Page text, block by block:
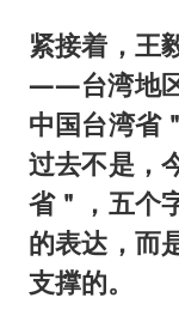
紧接着，王
——台湾地区
中国台湾省
过去不是，
省＂，五个
的表达，而
支撑的。